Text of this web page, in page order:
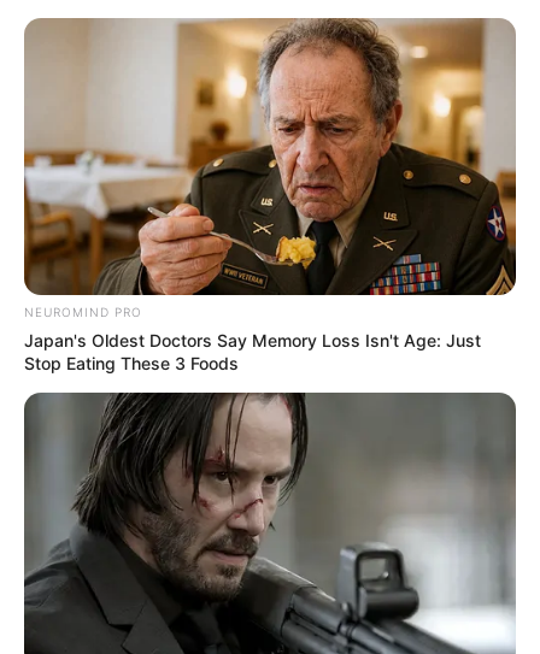
MENU
BM-21UM BEREST – SELF
PROPELLED MLRS BARU
DENGAN KAPASITAS
TABUNG PELUNCUR
LEBIH BANYAK
07/04/2020 Berita Matra Darat,Berita Matra Laut,
NEUROMIND PRO
Japan's Oldest Doctors Say Memory Loss Isn't Age: Just
Stop Eating These 3 Foods